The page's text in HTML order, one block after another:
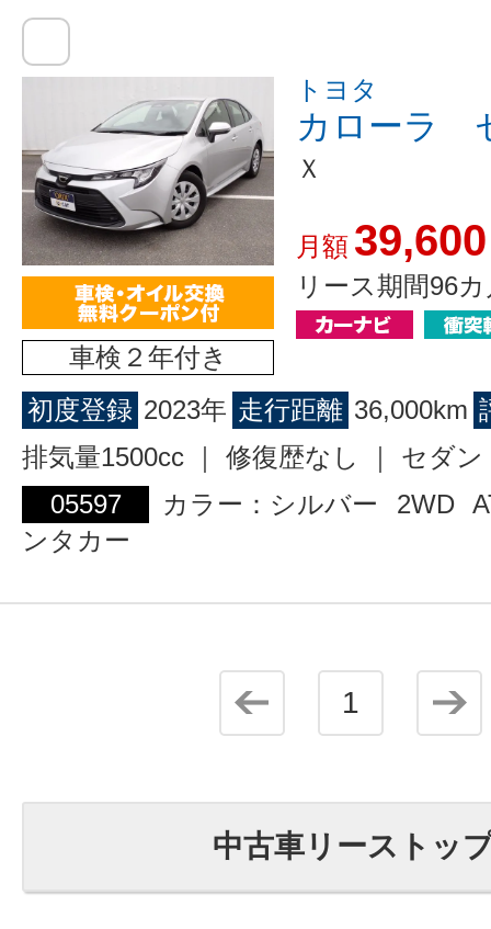
車検２年付き
トヨタ
カローラ
Ｘ
月額 39,600
リース期間96
初度登録 2023年 走行距離 36,000km
排気量1500cc ｜ 修復歴なし ｜ セダン
05597
カラー：シルバー 2WD
ンタカー
1
中古車リーストッ